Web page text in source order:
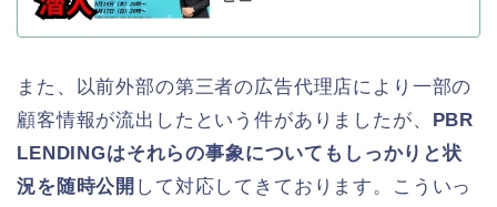
また、以前外部の第三者の広告代理店により一部の
顧客情報が流出したという件がありましたが、 PBR
LENDINGはそれらの事象についてもしっかりと状
況を随時公開 して対応してきております。こういっ